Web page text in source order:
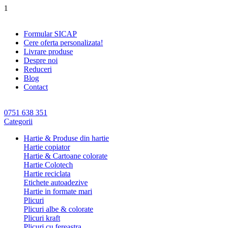
1
Formular SICAP
Cere oferta personalizata!
Livrare produse
Despre noi
Reduceri
Blog
Contact
0751 638 351
Categorii
Hartie & Produse din hartie
Hartie copiator
Hartie & Cartoane colorate
Hartie Colotech
Hartie reciclata
Etichete autoadezive
Hartie in formate mari
Plicuri
Plicuri albe & colorate
Plicuri kraft